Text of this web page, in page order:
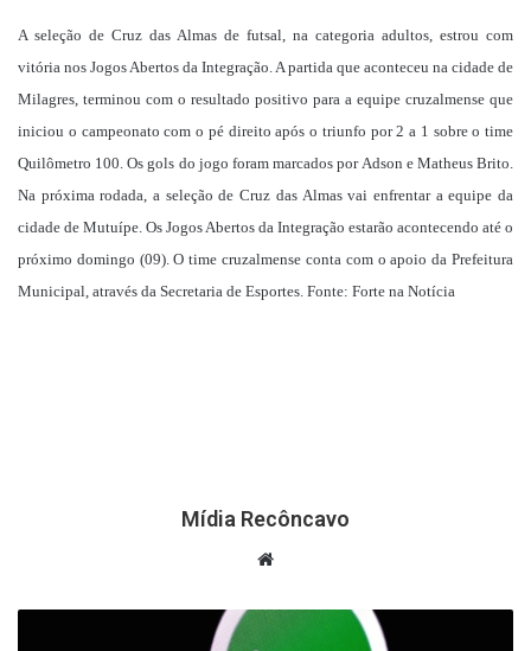
A seleção de Cruz das Almas de futsal, na categoria adultos, estrou com
vitória nos Jogos Abertos da Integração. A partida que aconteceu na cidade de
Milagres, terminou com o resultado positivo para a equipe cruzalmense que
iniciou o campeonato com o pé direito após o triunfo por 2 a 1 sobre o time
Quilômetro 100. Os gols do jogo foram marcados por Adson e Matheus Brito.
Na próxima rodada, a seleção de Cruz das Almas vai enfrentar a equipe da
cidade de Mutuípe. Os Jogos Abertos da Integração estarão acontecendo até o
próximo domingo (09). O time cruzalmense conta com o apoio da Prefeitura
Municipal, através da Secretaria de Esportes. Fonte: Forte na Notícia
Mídia Recôncavo
Website